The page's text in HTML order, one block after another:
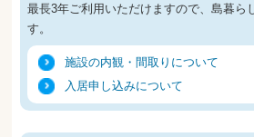
最長3年ご利用いただけますので、島暮ら
す。
施設の内観・間取りについて
入居申し込みについて